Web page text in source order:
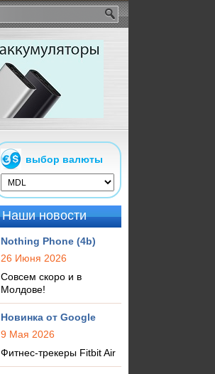
выбор валюты
Наши новости
Nothing Phone (4b)
26 Июня 2026
Совсем скоро и в
Молдове!
Новинка от Google
9 Мая 2026
Фитнес-трекеры Fitbit Air